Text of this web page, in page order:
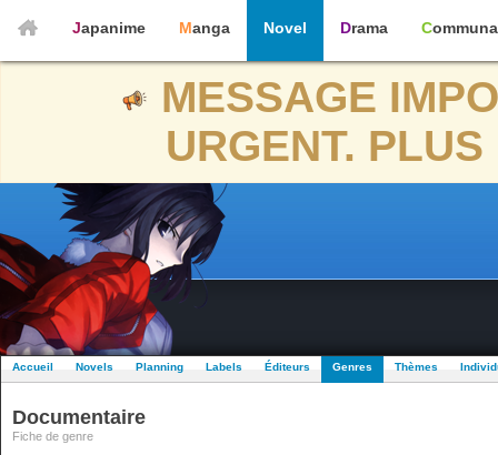
Japanime Manga Novel Drama
MESSAGE
URGENT.
Accueil Novels Planning Labels Éditeurs Genres Thèmes
Documentaire
Fiche de genre